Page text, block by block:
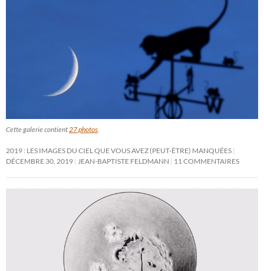
Cette galerie contient27 photos.
2019 : LES IMAGES DU CIEL QUE VOUS AVEZ (PEUT-ÊTRE) MANQUÉES
DÉCEMBRE 30, 2019 JEAN-BAPTISTE FELDMANN 11 COMMENTAIRES